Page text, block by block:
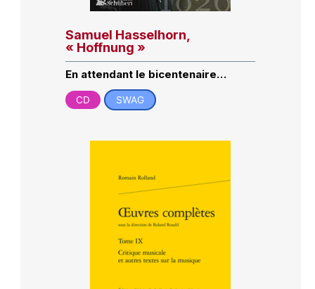
Samuel Hasselhorn,
« Hoffnung »
En attendant le bicentenaire…
CD SWAG